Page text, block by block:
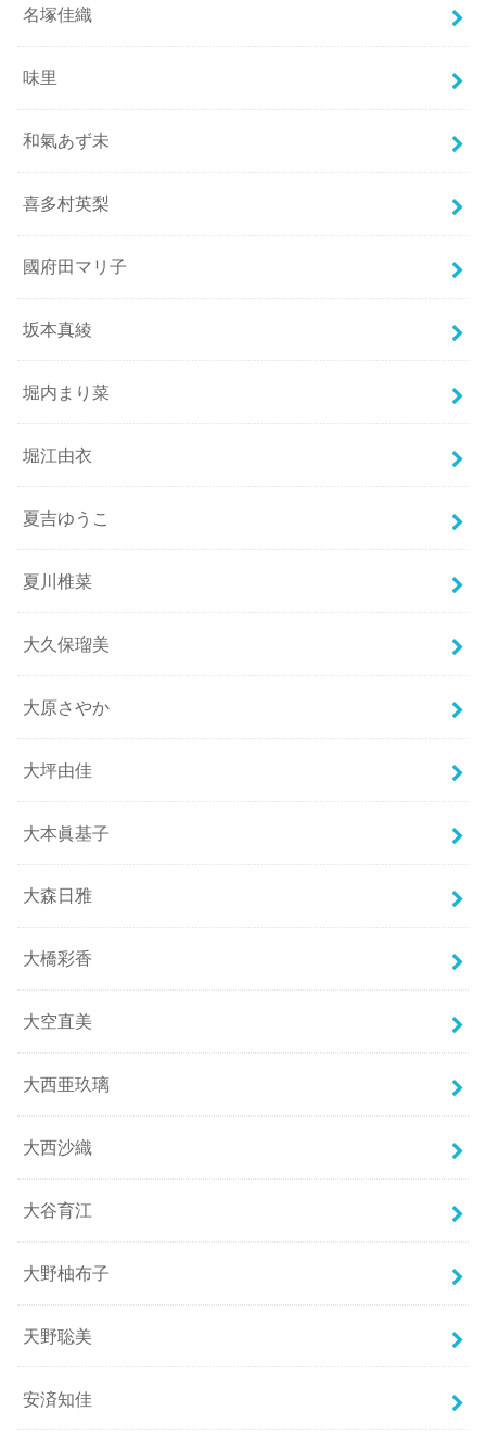
名塚佳織
味里
和氣あず未
喜多村英梨
國府田マリ子
坂本真綾
堀内まり菜
堀江由衣
夏吉ゆうこ
夏川椎菜
大久保瑠美
大原さやか
大坪由佳
大本眞基子
大森日雅
大橋彩香
大空直美
大西亜玖璃
大西沙織
大谷育江
大野柚布子
天野聡美
安済知佳